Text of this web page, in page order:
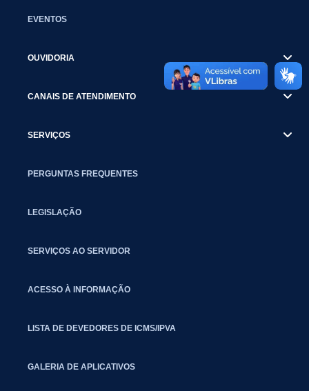
EVENTOS
OUVIDORIA
CANAIS DE ATENDIMENTO
SERVIÇOS
PERGUNTAS FREQUENTES
LEGISLAÇÃO
SERVIÇOS AO SERVIDOR
ACESSO À INFORMAÇÃO
LISTA DE DEVEDORES DE ICMS/IPVA
GALERIA DE APLICATIVOS